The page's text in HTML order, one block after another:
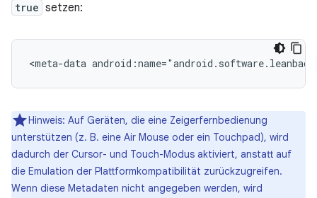
true setzen:
<meta-data
Hinweis: Auf Geräten, die eine Zeigerfernbedienung
unterstützen (z. B. eine Air Mouse oder ein Touchpad), wird
dadurch der Cursor- und Touch-Modus aktiviert, anstatt auf
die Emulation der Plattformkompatibilität zurückzugreifen.
Wenn diese Metadaten nicht angegeben werden, wird